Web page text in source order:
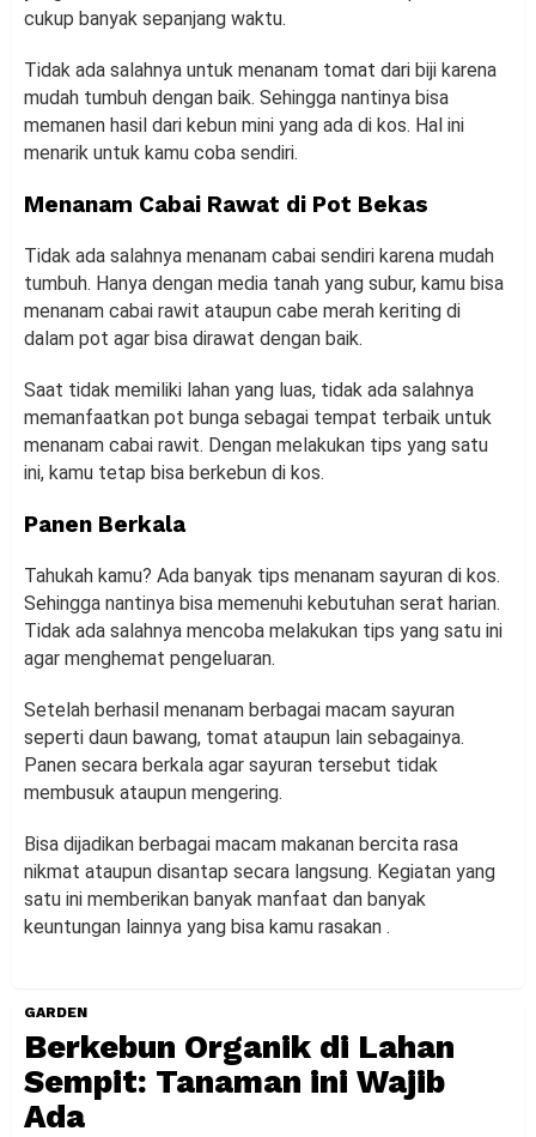
cukup banyak sepanjang waktu.
Tidak ada salahnya untuk menanam tomat dari biji karena
mudah tumbuh dengan baik. Sehingga nantinya bisa
memanen hasil dari kebun mini yang ada di kos. Hal ini
menarik untuk kamu coba sendiri.
Menanam Cabai Rawat di Pot Bekas
Tidak ada salahnya menanam cabai sendiri karena mudah
tumbuh. Hanya dengan media tanah yang subur, kamu bisa
menanam cabai rawit ataupun cabe merah keriting di
dalam pot agar bisa dirawat dengan baik.
Saat tidak memiliki lahan yang luas, tidak ada salahnya
memanfaatkan pot bunga sebagai tempat terbaik untuk
menanam cabai rawit. Dengan melakukan tips yang satu
ini, kamu tetap bisa berkebun di kos.
Panen Berkala
Tahukah kamu? Ada banyak tips menanam sayuran di kos.
Sehingga nantinya bisa memenuhi kebutuhan serat harian.
Tidak ada salahnya mencoba melakukan tips yang satu ini
agar menghemat pengeluaran.
Setelah berhasil menanam berbagai macam sayuran
seperti daun bawang, tomat ataupun lain sebagainya.
Panen secara berkala agar sayuran tersebut tidak
membusuk ataupun mengering.
Bisa dijadikan berbagai macam makanan bercita rasa
nikmat ataupun disantap secara langsung. Kegiatan yang
satu ini memberikan banyak manfaat dan banyak
keuntungan lainnya yang bisa kamu rasakan .
GARDEN
Berkebun Organik di Lahan
Sempit: Tanaman ini Wajib
Ada